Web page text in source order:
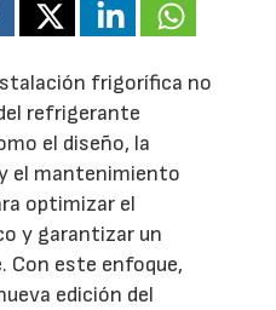
frigorífica no
refrigerante
el diseño, la
el mantenimiento
optimizar el
y garantizar un
Con este enfoque,
edición del